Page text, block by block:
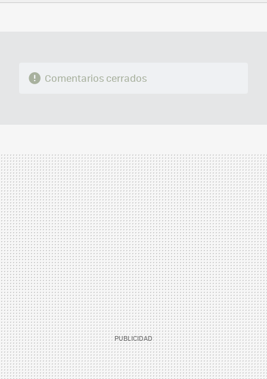
FACEBOOK
TWITTERFLIPBOARD
E-
WHATSAPP
Comentarios cerrados